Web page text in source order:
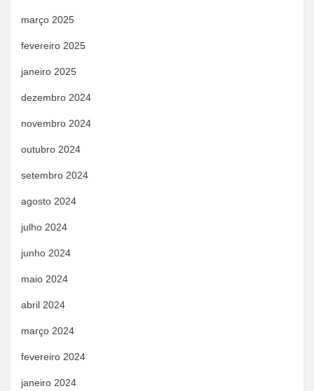
março 2025
fevereiro 2025
janeiro 2025
dezembro 2024
novembro 2024
outubro 2024
setembro 2024
agosto 2024
julho 2024
junho 2024
maio 2024
abril 2024
março 2024
fevereiro 2024
janeiro 2024